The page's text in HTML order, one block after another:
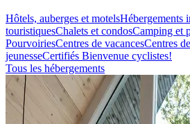
Hôtels, auberges et motelsHébergements
touristiquesChalets et condosCamping et
PourvoiriesCentres de vacancesCentres
jeunesseCertifiés Bienvenue cyclistes!
Tous les hébergements